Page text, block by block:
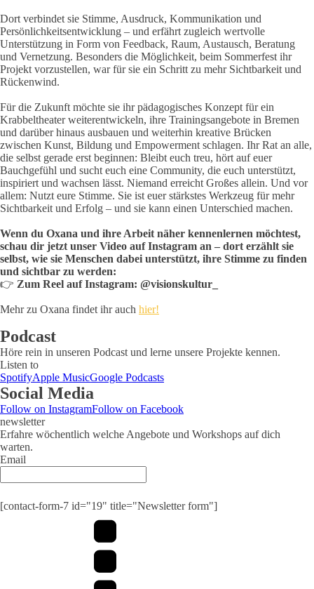
Dort verbindet sie Stimme, Ausdruck, Kommunikation und
Persönlichkeitsentwicklung – und erfährt zugleich wertvolle
Unterstützung in Form von Feedback, Raum, Austausch, Beratung
und Vernetzung. Besonders die Möglichkeit, beim Sommerfest ihr
Projekt vorzustellen, war für sie ein Schritt zu mehr Sichtbarkeit und
Rückenwind.
Für die Zukunft möchte sie ihr pädagogisches Konzept für ein
Krabbeltheater weiterentwickeln, ihre Trainingsangebote in Bremen
und darüber hinaus ausbauen und weiterhin kreative Brücken
zwischen Kunst, Bildung und Empowerment schlagen. Ihr Rat an alle,
die selbst gerade erst beginnen: Bleibt euch treu, hört auf euer
Bauchgefühl und sucht euch eine Community, die euch unterstützt,
inspiriert und wachsen lässt. Niemand erreicht Großes allein. Und vor
allem: Nutzt eure Stimme. Sie ist euer stärkstes Werkzeug für mehr
Sichtbarkeit und Erfolg – und sie kann einen Unterschied machen.
Wenn du Oxana und ihre Arbeit näher kennenlernen möchtest,
schau dir jetzt unser Video auf Instagram an – dort erzählt sie
selbst, wie sie Menschen dabei unterstützt, ihre Stimme zu finden
und sichtbar zu werden:
👉 Zum Reel auf Instagram: @visionskultur_
Mehr zu Oxana findet ihr auch hier!
Podcast
Höre rein in unseren Podcast und lerne unsere Projekte kennen.
Listen to
SpotifyApple MusicGoogle Podcasts
Social Media
Follow on InstagramFollow on Facebook
newsletter
Erfahre wöchentlich welche Angebote und Workshops auf dich
warten.
Email
[contact-form-7 id="19" title="Newsletter form"]